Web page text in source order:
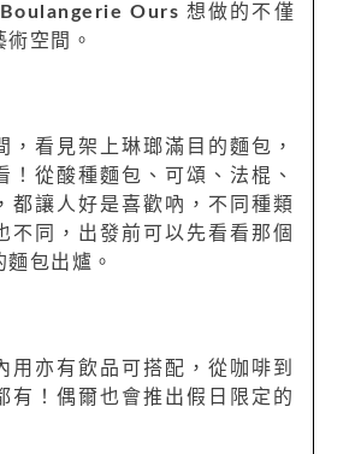
Boulangerie Ours 想做的不僅
空間。
，看見架上琳瑯滿目的麵包，
！從酸種麵包、可頌、法棍、
都讓人好是喜歡吶，不同種類
不同，出發前可以先看看那個
包出爐。
用亦有飲品可搭配，從咖啡到
有！偶爾也會推出假日限定的